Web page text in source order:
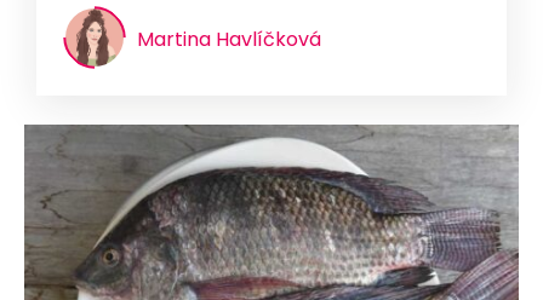
Martina Havlíčková